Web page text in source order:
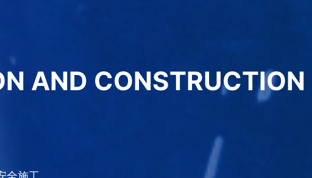
AND CONSTRUCTION